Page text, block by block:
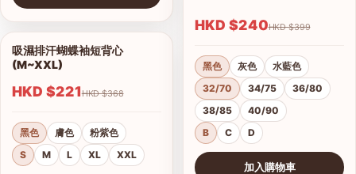
查看圖片
吸濕排汗蝴蝶袖短背心
(M~XXL)
HKD $221 HKD $368
黑色 膚色
粉紫色
S
M L XL XXL
HKD $240 HKD $399
黑色 灰色
水藍色
32/70
34/75
36/80
38/85
40/90
B
C D
加入購物車